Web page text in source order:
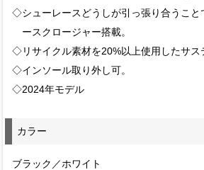
◇シューレースどうしが引っ張り合うこと
ースクロージャー搭載。
◇リサイクル素材を20%以上使用したサス
◇インソール取り外し可。
◇2024年モデル
カラー
ブラック／ホワイト